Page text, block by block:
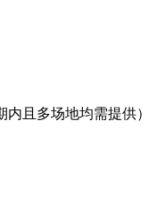
内且多场地均需提供